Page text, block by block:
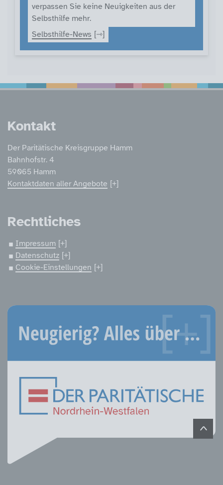
verpassen Sie keine Neuigkeiten aus der
Selbsthilfe mehr.
Selbsthilfe-News
Service
Kontakt
Der Paritätische Kreisgruppe Hamm
Bahnhofstr. 4
59065 Hamm
Kontaktdaten aller Angebote
Rechtliches
Impressum
Datenschutz
Cookie-Einstellungen